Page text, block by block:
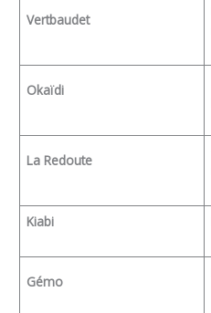
Vertbaudet
Okaïdi
La Redoute
Kiabi
Gémo